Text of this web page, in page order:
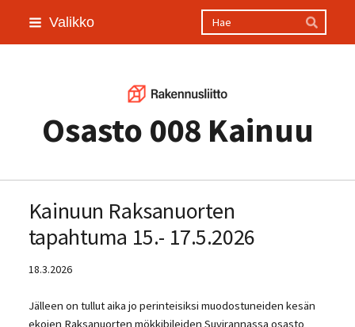
Siirry
Valikko
Hae
Osasto 008 Kainuu
Kainuun Raksanuorten
tapahtuma 15.- 17.5.2026
18.3.2026
Jälleen on tullut aika jo perinteisiksi muodostuneiden kesän
ekojen Raksanuorten mökkibileiden Suvirannassa osasto